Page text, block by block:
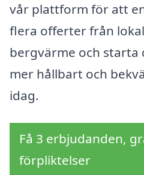
vår plattform för att
flera offerter från
bergvärme och starta
mer hållbart och
idag.
Få 3 erbjudanden,
förpliktelser